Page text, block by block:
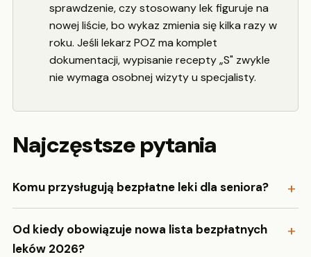
sprawdzenie, czy stosowany lek figuruje na
nowej liście, bo wykaz zmienia się kilka razy w
roku. Jeśli lekarz POZ ma komplet
dokumentacji, wypisanie recepty „S" zwykle
nie wymaga osobnej wizyty u specjalisty.
Najczęstsze pytania
Komu przysługują bezpłatne leki dla seniora?
Od kiedy obowiązuje nowa lista bezpłatnych
leków 2026?